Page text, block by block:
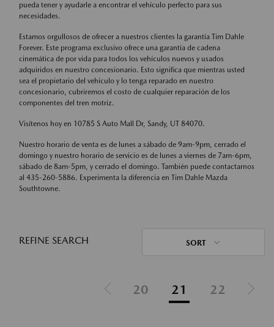
pueda tener y ayudarle a encontrar el vehículo perfecto para sus
necesidades.
Estamos orgullosos de ofrecer a nuestros clientes la garantía Tim Dahle
Forever. Este programa exclusivo ofrece una garantía de cadena
cinemática de por vida para todos los vehículos nuevos y usados
adquiridos en nuestro concesionario. Esto significa que mientras usted
sea el propietario del vehículo y lo tenga reparado en nuestro
concesionario, cubriremos el costo de cualquier reparación de los
componentes del tren motriz.
Visítenos hoy en 10785 S Auto Mall Dr, Sandy, UT 84070.
Nuestro horario de venta es de lunes a sábado de 9am-9pm, cerrado el
domingo y nuestro horario de servicio es de lunes a viernes de 7am-6pm,
sábado de 8am-5pm, y cerrado el domingo. También puede contactarnos
al 435-260-5886. Experimenta la diferencia en Tim Dahle Mazda
Southtowne.
REFINE SEARCH SORT
20 21 22